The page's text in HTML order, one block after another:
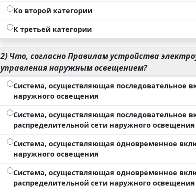
Ко второй категории
К третьей категории
2) Что, согласно Правилам устройства
управления наружным освещением?
Система, осуществляющая последовательное
наружного освещения
Система, осуществляющая последовательное
распределительной сети наружного освещения
Система, осуществляющая одновременное
наружного освещения
Система, осуществляющая одновременное
распределительной сети наружного освещения